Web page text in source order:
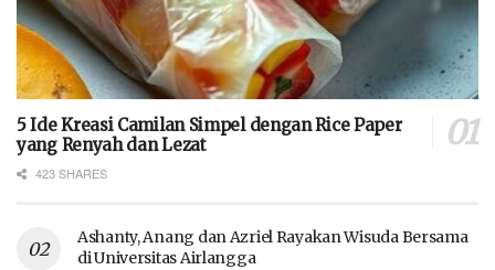
5 Ide Kreasi Camilan Simpel dengan Rice Paper
yang Renyah dan Lezat
423 SHARES
Ashanty, Anang dan Azriel Rayakan Wisuda Bersama
di Universitas Airlangga